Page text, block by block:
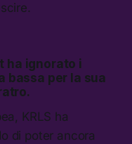
ha ignorato i
bassa per la sua
KRLS ha
di poter ancora